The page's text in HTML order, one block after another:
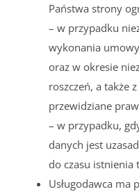
Państwa strony
– w przypadku
wykonania
oraz w okresie
roszczeń, a także
przewidziane
– w przypadku,
danych jest
do czasu istnienia
Usługodawca ma